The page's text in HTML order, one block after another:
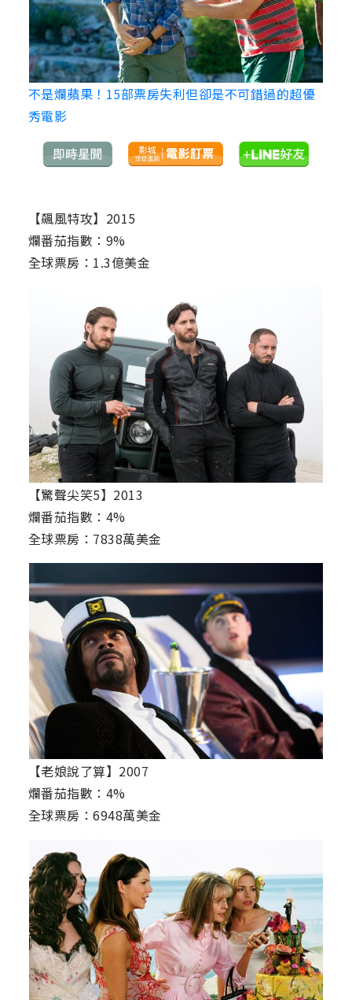
不是爛蘋果！15部票房失利但卻是不可錯過的超優
秀電影
【飆風特攻】2015
爛番茄指數：9%
全球票房：1.3億美金
【驚聲尖笑5】2013
爛番茄指數：4%
全球票房：7838萬美金
【老娘說了算】2007
爛番茄指數：4%
全球票房：6948萬美金